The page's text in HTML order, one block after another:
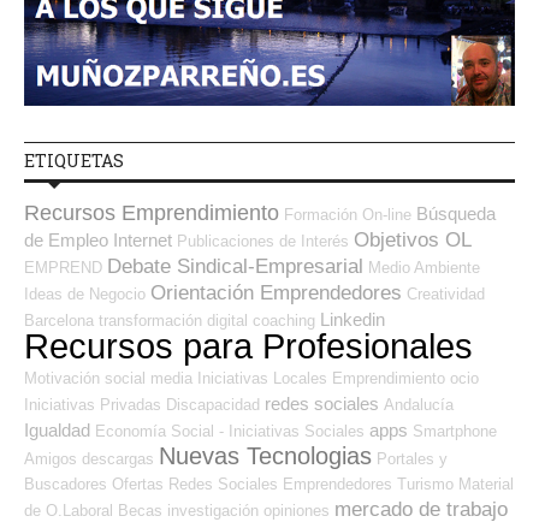
ETIQUETAS
Recursos Emprendimiento Formación On-line Búsqueda
de Empleo Internet Publicaciones de Interés Objetivos OL
EMPREND Debate Sindical-Empresarial Medio Ambiente
Ideas de Negocio Orientación Emprendedores Creatividad
Barcelona transformación digital coaching Linkedin
Recursos para Profesionales
Motivación social media Iniciativas Locales Emprendimiento ocio
Iniciativas Privadas Discapacidad redes sociales Andalucía
Igualdad Economía Social - Iniciativas Sociales apps Smartphone
Amigos descargas Nuevas Tecnologias Portales y
Buscadores Ofertas Redes Sociales Emprendedores Turismo Material
de O.Laboral Becas investigación opiniones mercado de trabajo